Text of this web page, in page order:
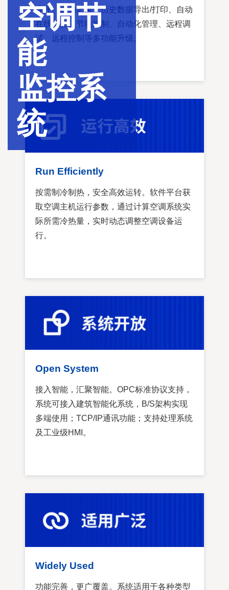
空调节
能
监控系
统
寻呼、自动记录、历史数据导出/打印、自动
在线监测、节能控制、自动化管理、远程调
试、远程控制等多功能升级。
Run Efficiently
按需制冷制热，安全高效运转。软件平台获
取空调主机运行参数，通过计算空调系统实
际所需冷热量，实时动态调整空调设备运
行。
Open System
接入智能，汇聚智能。OPC标准协议支持，
系统可接入建筑智能化系统，B/S架构实现
多端使用；TCP/IP通讯功能；支持处理系统
及工业级HMI。
Widely Used
功能完善，更广覆盖。系统适用于各种类型